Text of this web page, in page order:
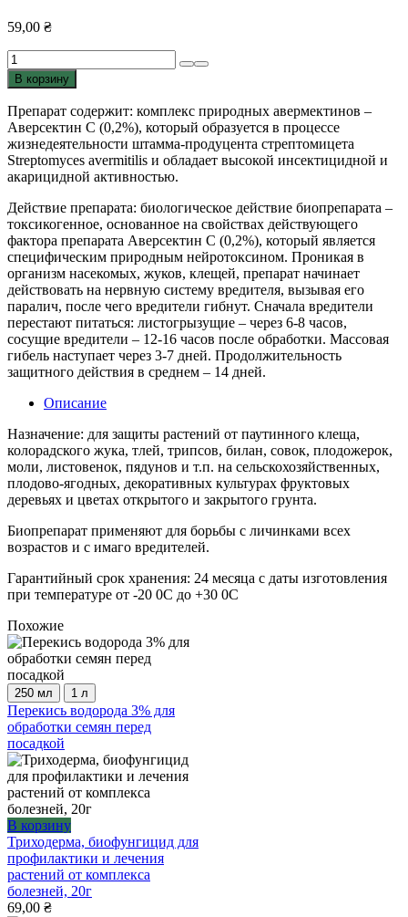
59,00 ₴
Количество
товара
Актоверм
–
БИОпрепарат-
инсектицид
для
защиты
вредителей,
35мл
В корзину
Препарат содержит: комплекс природных авермектинов –
Аверсектин С (0,2%), который образуется в процессе
жизнедеятельности штамма-продуцента стрептомицета
Streptomyces avermitilis и обладает высокой инсектицидной и
акарицидной активностью.
Действие препарата: биологическое действие биопрепарата –
токсикогенное, основанное на свойствах действующего
фактора препарата Аверсектин С (0,2%), который является
специфическим природным нейротоксином. Проникая в
организм насекомых, жуков, клещей, препарат начинает
действовать на нервную систему вредителя, вызывая его
паралич, после чего вредители гибнут. Сначала вредители
перестают питаться: листогрызущие – через 6-8 часов,
сосущие вредители – 12-16 часов после обработки. Массовая
гибель наступает через 3-7 дней. Продолжительность
защитного действия в среднем – 14 дней.
Описание
Назначение: для защиты растений от паутинного клеща,
колорадского жука, тлей, трипсов, билан, совок, плодожерок,
моли, листовенок, пядунов и т.п. на сельскохозяйственных,
плодово-ягодных, декоративных культурах фруктовых
деревьях и цветах открытого и закрытого грунта.
Биопрепарат применяют для борьбы с личинками всех
возрастов и с имаго вредителей.
Гарантийный срок хранения: 24 месяца с даты изготовления
при температуре от -20 0C до +30 0С
Похожие
250 мл 1 л
Этот
товар
имеет
несколько
вариаций.
Опции
можно
выбрать
на
странице
товара.
Перекись водорода 3% для
обработки семян перед
посадкой
В корзину
Триходерма, биофунгицид для
профилактики и лечения
растений от комплекса
болезней, 20г
69,00 ₴